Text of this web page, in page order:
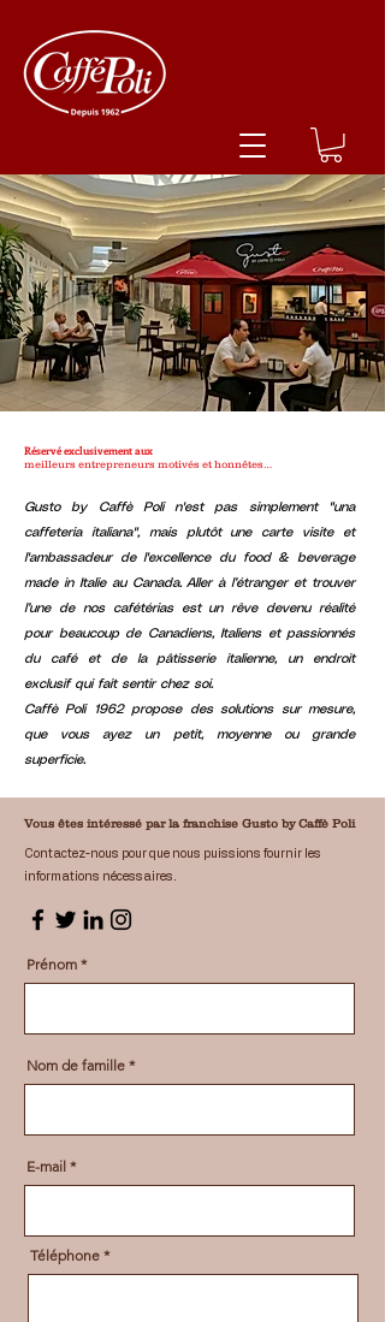
Réservé exclusivement aux
meilleurs entrepreneurs motivés et honnêtes…
Gusto by Caffè Poli n'est pas simplement "una
caffeteria italiana", mais plutôt une carte visite et
l'ambassadeur de l'excellence du food & beverage
made in Italie au Canada. Aller à l’étranger et trouver
l’une de nos cafétérias est un rêve devenu réalité
pour beaucoup de Canadiens, Italiens et passionnés
du café et de la pâtisserie italienne, un endroit
exclusif qui fait sentir chez soi.
Caffè Poli 1962 propose des solutions sur mesure,
que vous ayez un petit, moyenne ou grande
superficie.
Vous êtes intéressé par la franchise Gusto by Caffè Poli
Contactez-nous pour que nous puissions fournir les
informations nécessaires.
Prénom
Nom de famille
E-mail
Téléphone